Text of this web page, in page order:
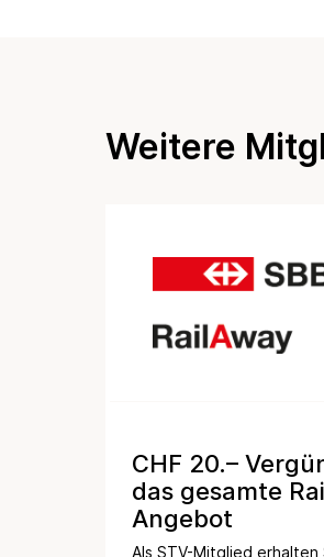
Weitere
CHF 20.–
das gesamte
Angebot
Als STV-Mitglied erhalten